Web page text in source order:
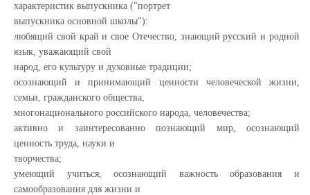
характеристик выпускника ("портрет
выпускника основной школы"):
любящий свой край и свое Отечество, знающий русский и родной
язык, уважающий свой
народ, его культуру и духовные традиции;
осознающий и принимающий ценности человеческой жизни,
семьи, гражданского общества,
многонационального российского народа, человечества;
активно и заинтересованно познающий мир, осознающий
ценность труда, науки и
творчества;
умеющий учиться, осознающий важность образования и
самообразования для жизни и